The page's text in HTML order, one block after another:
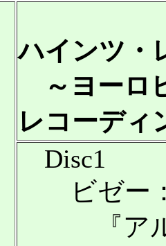
ハインツ・
～ヨーロ
レコーディ
Disc1
ビゼー
『アルル